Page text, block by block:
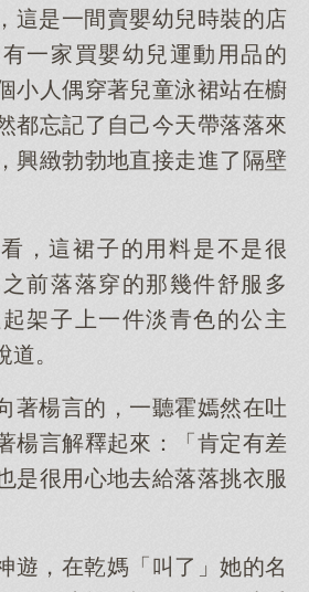
這是一間賣嬰幼兒時裝的店
一家買嬰幼兒運動用品的
小人偶穿著兒童泳裙站在櫥
都忘記了自己今天帶落落來
興緻勃勃地直接走進了隔壁
看，這裙子的用料是不是很
前落落穿的那幾件舒服多
架子上一件淡青色的公主
。
著楊言的，一聽霍嫣然在吐
楊言解釋起來：「肯定有差
是很用心地去給落落挑衣服
遊，在乾媽「叫了」她的名